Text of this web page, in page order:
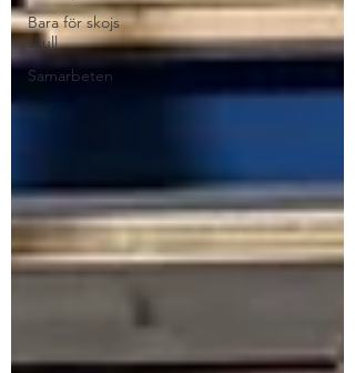
Bara för skojs
skull
Samarbeten